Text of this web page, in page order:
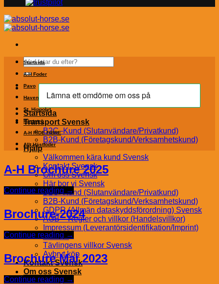
Sök
efter:
Startsida
Transport Svensk
B2C–Kund (Slutanvändare/Privatkund)
B2B-Kund (Företagskund/Verksamhetskund)
Hjälp
Välkommen kära kund Svensk
Kontakt Svensk
Om oss Svensk
Här bor vi Svensk
B2C–Kund (Slutanvändare/Privatkund)
B2B-Kund (Företagskund/Verksamhetskund)
GDPR (Allmän dataskyddsförordning) Svensk
AGB – Regler och villkor (Handelsvillkor)
Impressum (Leverantörsidentifikation/Imprint)
Svensk
Tävlingens villkor Svensk
Avbryt köp
Kontakt Svensk
Om oss Svensk
Startsida
A-H Foder
Pavo
Havens
St. Hippolyt
Hästströ
A-H RIDE FIBRE
Allt Hästfoder
A-H Brochure 2025
Continue reading →
Brochure-2024
Continue reading →
Brochure Mai 2023
Continue reading →